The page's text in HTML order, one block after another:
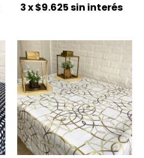
3x$9.625sin interés